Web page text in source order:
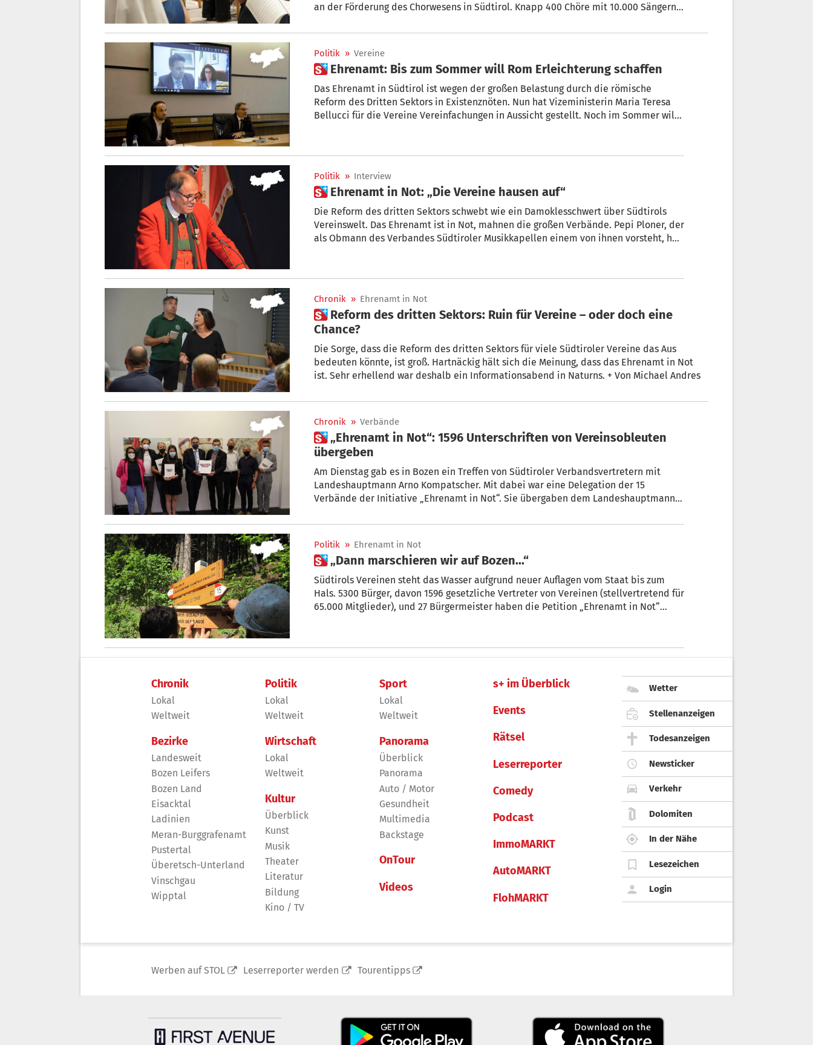
an der Förderung des Chorwesens in Südtirol. Knapp 400 Chöre mit 10.000 Sängern
Herausforderung zum richtigen Zeitpunkt“, sagt Gufler. Für die Vereinswelt ist der
Zeitpunkt angesichts der Reform des Dritten Sektors ein besonders herausfordernder.
Politik » Vereine
 Ehrenamt: Bis zum Sommer will Rom Erleichterung schaffen
Das Ehrenamt in Südtirol ist wegen der großen Belastung durch die römische
Reform des Dritten Sektors in Existenznöten. Nun hat Vizeministerin Maria Teresa
Bellucci für die Vereine Vereinfachungen in Aussicht gestellt. Noch im Sommer will
Politik » Interview
 Ehrenamt in Not: „Die Vereine hausen auf“
Die Reform des dritten Sektors schwebt wie ein Damoklesschwert über Südtirols
Vereinswelt. Das Ehrenamt ist in Not, mahnen die großen Verbände. Pepi Ploner, der
als Obmann des Verbandes Südtiroler Musikkapellen einem von ihnen vorsteht, hat
Chronik » Ehrenamt in Not
 Reform des dritten Sektors: Ruin für Vereine – oder doch eine
Chance?
Die Sorge, dass die Reform des dritten Sektors für viele Südtiroler Vereine das Aus
bedeuten könnte, ist groß. Hartnäckig hält sich die Meinung, dass das Ehrenamt in Not
ist. Sehr erhellend war deshalb ein Informationsabend in Naturns. + Von Michael Andres
Chronik » Verbände
 „Ehrenamt in Not“: 1596 Unterschriften von Vereinsobleuten
übergeben
Am Dienstag gab es in Bozen ein Treffen von Südtiroler Verbandsvertretern mit
Landeshauptmann Arno Kompatscher. Mit dabei war eine Delegation der 15
Verbände der Initiative „Ehrenamt in Not“. Sie übergaben dem Landeshauptmann
Politik » Ehrenamt in Not
 „Dann marschieren wir auf Bozen...“
Südtirols Vereinen steht das Wasser aufgrund neuer Auflagen vom Staat bis zum
Hals. 5300 Bürger, davon 1596 gesetzliche Vertreter von Vereinen (stellvertretend für
65.000 Mitglieder), und 27 Bürgermeister haben die Petition „Ehrenamt in Not“
Chronik
Lokal
Weltweit
Bezirke
Landesweit
Bozen Leifers
Bozen Land
Eisacktal
Ladinien
Meran-Burggrafenamt
Pustertal
Überetsch-Unterland
Vinschgau
Wipptal
Politik
Lokal
Weltweit
Wirtschaft
Lokal
Weltweit
Kultur
Überblick
Kunst
Musik
Theater
Literatur
Bildung
Kino / TV
Sport
Lokal
Weltweit
Panorama
Überblick
Panorama
Auto / Motor
Gesundheit
Multimedia
Backstage
OnTour
Videos
s+ im Überblick
Events
Rätsel
Leserreporter
Comedy
Podcast
ImmoMARKT
AutoMARKT
FlohMARKT
Wetter
Stellenanzeigen
Todesanzeigen
Newsticker
Verkehr
Dolomiten
In der Nähe
Lesezeichen
Login
Werben auf STOL Leserreporter werden Tourentipps